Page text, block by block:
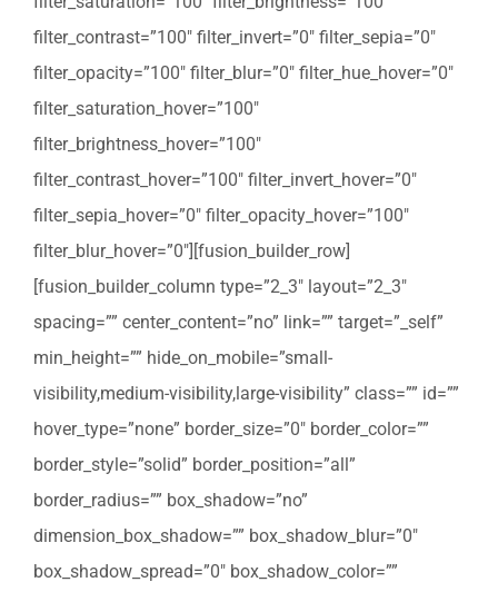
filter_contrast=”100″ filter_invert=”0″ filter_sepia=”0″
filter_opacity=”100″ filter_blur=”0″ filter_hue_hover=”0″
filter_saturation_hover=”100″
filter_brightness_hover=”100″
filter_contrast_hover=”100″ filter_invert_hover=”0″
filter_sepia_hover=”0″ filter_opacity_hover=”100″
filter_blur_hover=”0″][fusion_builder_row]
[fusion_builder_column type=”2_3″ layout=”2_3″
spacing=”” center_content=”no” link=”” target=”_self”
min_height=”” hide_on_mobile=”small-
visibility,medium-visibility,large-visibility” class=”” id=””
hover_type=”none” border_size=”0″ border_color=””
border_style=”solid” border_position=”all”
border_radius=”” box_shadow=”no”
dimension_box_shadow=”” box_shadow_blur=”0″
box_shadow_spread=”0″ box_shadow_color=””